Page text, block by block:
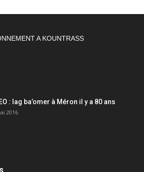
A KOUNTRASS
: lag ba’omer à Méron il y a 80 ans
2016